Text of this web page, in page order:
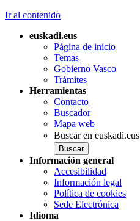
Ir al contenido
euskadi.eus
Página de inicio
Temas
Gobierno Vasco
Trámites
Herramientas
Contacto
Buscador
Mapa web
Buscar en euskadi.eus
Información general
Accesibilidad
Información legal
Política de cookies
Sede Electrónica
Idioma